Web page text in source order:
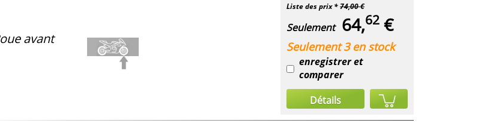
avant
Liste des prix *74,00 €
Seulement 64,62 €
Seulement 3 en stock
enregistrer et
comparer
Détails